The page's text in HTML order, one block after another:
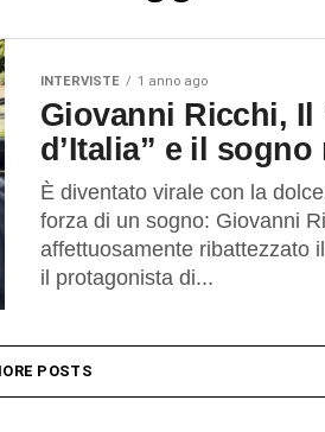
INTERVISTE 1 anno ago
Giovanni Ricchi, Il
d’Italia” e il sogno
È diventato virale con la
forza di un sogno: Giovanni
affettuosamente ribattezzato il
il protagonista di...
POSTS